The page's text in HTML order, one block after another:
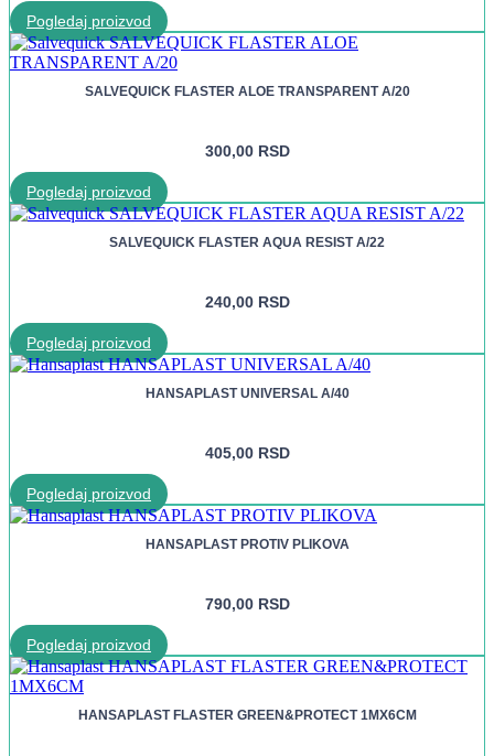
Pogledaj proizvod
SALVEQUICK FLASTER ALOE TRANSPARENT A/20
300,00 RSD
Pogledaj proizvod
SALVEQUICK FLASTER AQUA RESIST A/22
240,00 RSD
Pogledaj proizvod
HANSAPLAST UNIVERSAL A/40
405,00 RSD
Pogledaj proizvod
HANSAPLAST PROTIV PLIKOVA
790,00 RSD
Pogledaj proizvod
HANSAPLAST FLASTER GREEN&PROTECT 1MX6CM